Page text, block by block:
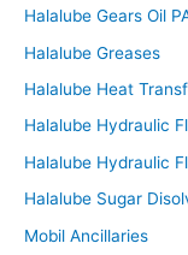
Halalube Gears Oil
Halalube Greases
Halalube Heat
Halalube Hydraulic
Halalube Hydraulic
Halalube Sugar
Mobil Ancillaries